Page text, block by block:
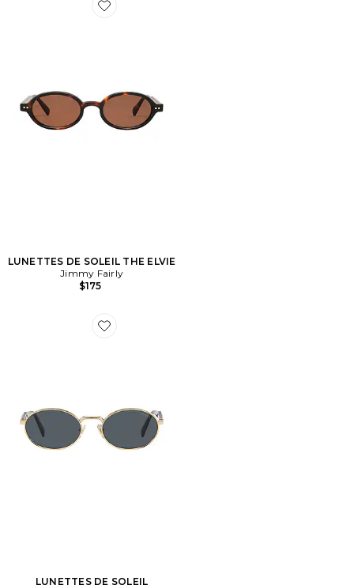
Favorite LUNETTES DE SOLEIL THE ELVIE
LUNETTES DE SOLEIL THE ELVIE
Jimmy Fairly
$175
Favorite LUNETTES DE SOLEIL
LUNETTES DE SOLEIL